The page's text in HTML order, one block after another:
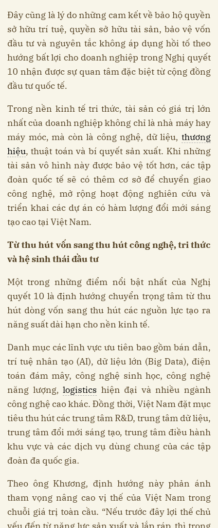
Đây cũng là lý do những cam kết về bảo hộ quyền
sở hữu trí tuệ, quyền sở hữu tài sản, bảo vệ vốn
đầu tư và nguyên tắc không áp dụng hồi tố theo
hướng bất lợi cho doanh nghiệp trong Nghị quyết
10 nhận được sự quan tâm đặc biệt từ cộng đồng
đầu tư quốc tế.
Trong nền kinh tế tri thức, tài sản có giá trị lớn
nhất của doanh nghiệp không chỉ là nhà máy hay
máy móc, mà còn là công nghệ, dữ liệu, thương
hiệu, thuật toán và bí quyết sản xuất. Khi những
tài sản vô hình này được bảo vệ tốt hơn, các tập
đoàn quốc tế sẽ có thêm cơ sở để chuyển giao
công nghệ, mở rộng hoạt động nghiên cứu và
triển khai các dự án có hàm lượng đổi mới sáng
tạo cao tại Việt Nam.
Từ thu hút vốn sang thu hút công nghệ, tri thức
và hệ sinh thái đầu tư
Một trong những điểm nổi bật nhất của Nghị
quyết 10 là định hướng chuyển trọng tâm từ thu
hút dòng vốn sang thu hút các nguồn lực tạo ra
năng suất dài hạn cho nền kinh tế.
Danh mục các lĩnh vực ưu tiên bao gồm bán dẫn,
trí tuệ nhân tạo (AI), dữ liệu lớn (Big Data), điện
toán đám mây, công nghệ sinh học, công nghệ
năng lượng,logistics hiện đại và nhiều ngành
công nghệ cao khác. Đồng thời, Việt Nam đặt mục
tiêu thu hút các trung tâm R&D, trung tâm dữ liệu,
trung tâm đổi mới sáng tạo, trung tâm điều hành
khu vực và các dịch vụ dùng chung của các tập
đoàn đa quốc gia.
Theo ông Khương, định hướng này phản ánh
tham vọng nâng cao vị thế của Việt Nam trong
chuỗi giá trị toàn cầu. “Nếu trước đây lợi thế chủ
yếu đến từ năng lực sản xuất và lắp ráp, thì trong